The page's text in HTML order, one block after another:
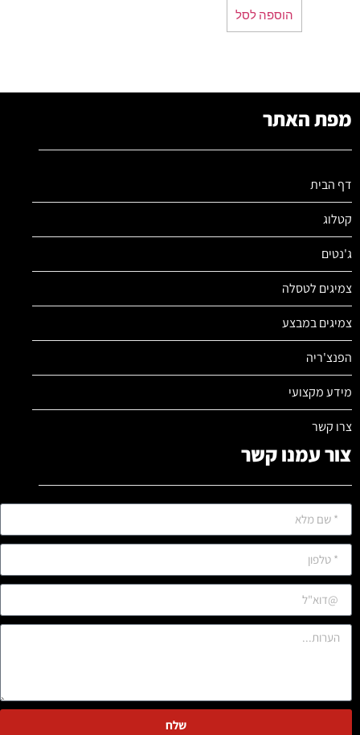
הוספה לסל
מפת האתר
דף הבית
קטלוג
ג'נטים
צמיגים לטסלה
צמיגים במבצע
הפנצ'ריה
מידע מקצועי
צרו קשר
צור עמנו קשר
שלח